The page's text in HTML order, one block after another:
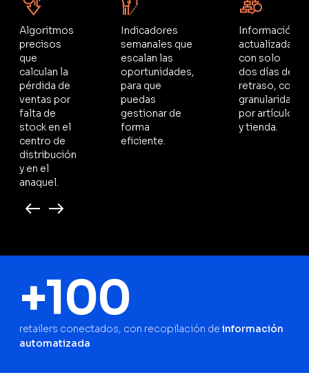
Algoritmos
precisos
que
calculan la
pérdida de
ventas por
falta de
stock en el
centro de
distribución
y en el
anaquel.
Indicadores
semanales que
escalan las
oportunidades,
para que
puedas
gestionar de
forma
eficiente.
Información
actualizada
con solo
dos días de
retraso, con
granularidad
por artículo
y tienda.
+100
retailers conectados, con recopilación de información
automatizada